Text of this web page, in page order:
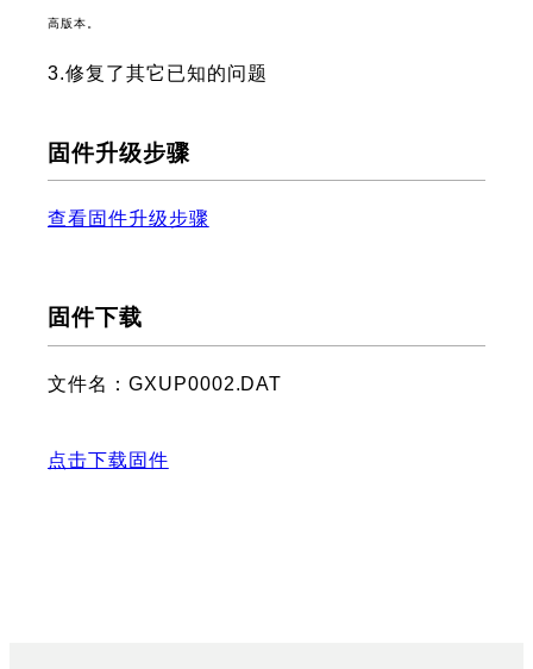
高版本。
3.修复了其它已知的问题
固件升级步骤
查看固件升级步骤
固件下载
文件名：GXUP0002.DAT
点击下载固件